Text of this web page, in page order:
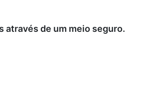
através de um meio seguro.